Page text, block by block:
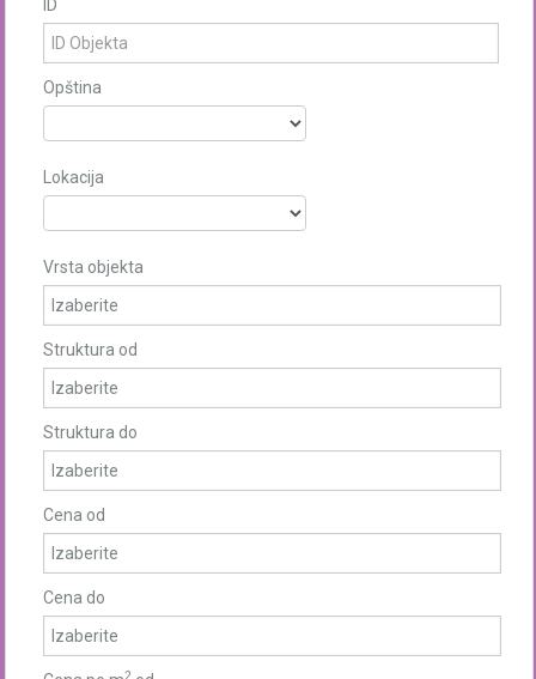
ID
Opština
Lokacija
Vrsta objekta
Struktura od
Struktura do
Cena od
Cena do
2